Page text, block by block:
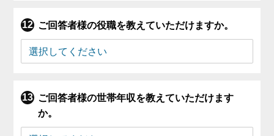
ご回答者様の役職を教えていただけますか。
ご回答者様の世帯年収を教えていただけます
か。